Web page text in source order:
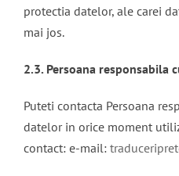
protectia datelor, ale carei
mai jos.
2.3. Persoana responsabila
Puteti contacta Persoana
datelor in orice moment
contact: e-mail: